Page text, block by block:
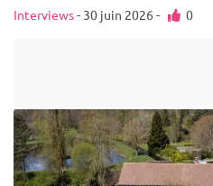
Interviews- 30 juin 2026 - 0